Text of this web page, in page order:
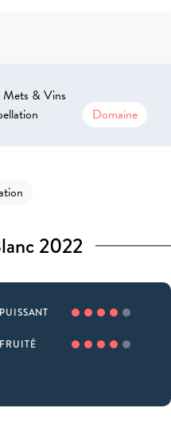
Mets & Vins
Domaine
2022
PUISSANT
FRUITÉ